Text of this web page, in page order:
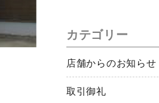
カテゴリー
店舗からのお知らせ
取引御礼